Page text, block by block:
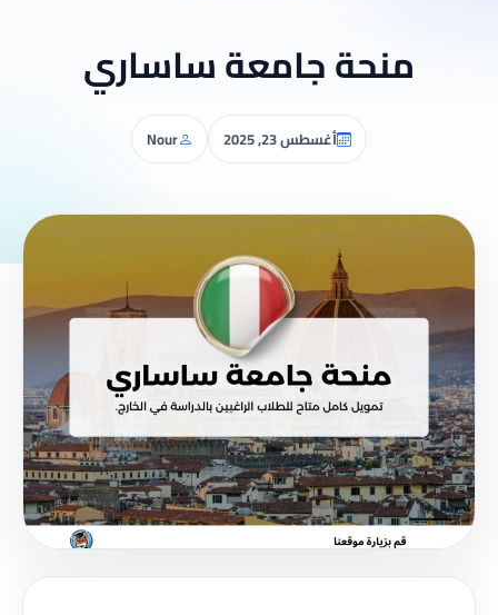
منحة جامعة ساساري
أغسطس 23, 2025 Nour